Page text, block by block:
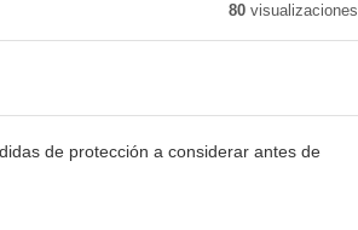
80visualizaciones
de protección a considerar antes de